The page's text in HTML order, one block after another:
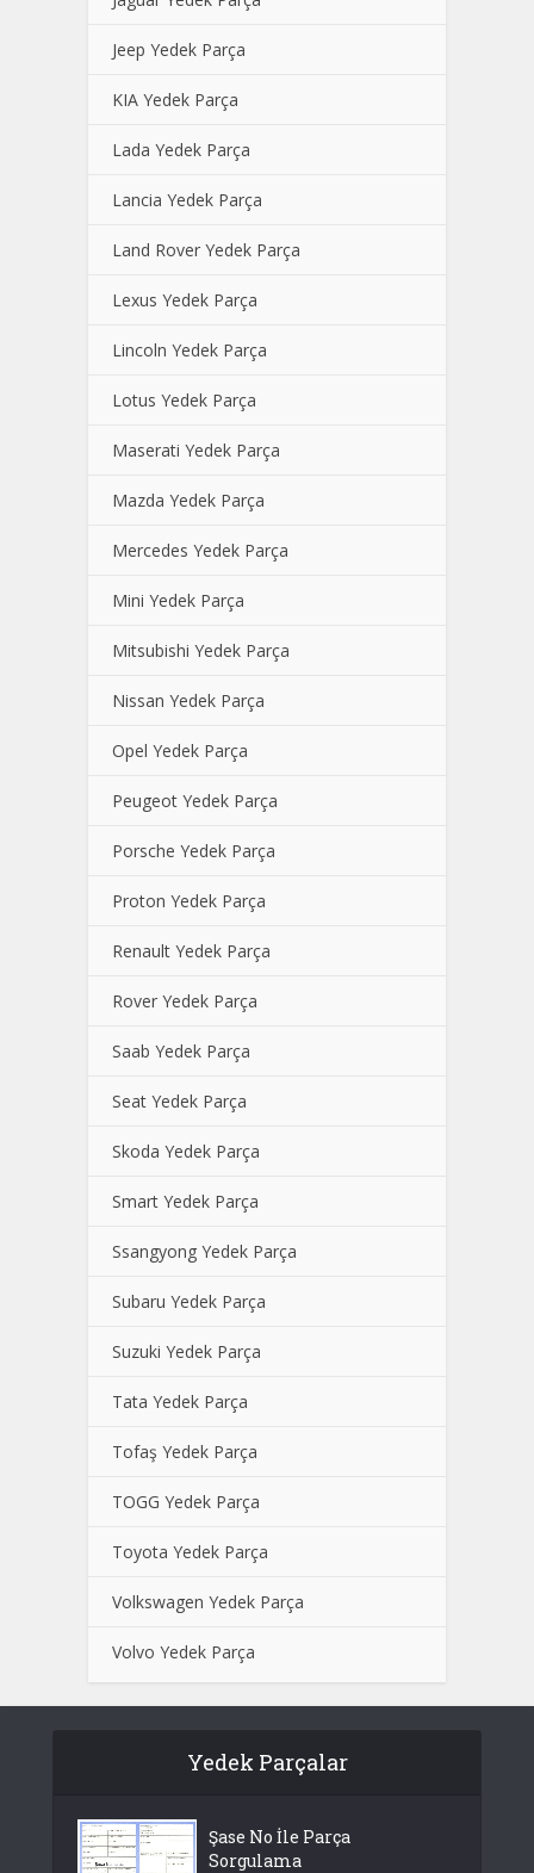
Jeep Yedek Parça
KIA Yedek Parça
Lada Yedek Parça
Lancia Yedek Parça
Land Rover Yedek Parça
Lexus Yedek Parça
Lincoln Yedek Parça
Lotus Yedek Parça
Maserati Yedek Parça
Mazda Yedek Parça
Mercedes Yedek Parça
Mini Yedek Parça
Mitsubishi Yedek Parça
Nissan Yedek Parça
Opel Yedek Parça
Peugeot Yedek Parça
Porsche Yedek Parça
Proton Yedek Parça
Renault Yedek Parça
Rover Yedek Parça
Saab Yedek Parça
Seat Yedek Parça
Skoda Yedek Parça
Smart Yedek Parça
Ssangyong Yedek Parça
Subaru Yedek Parça
Suzuki Yedek Parça
Tata Yedek Parça
Tofaş Yedek Parça
TOGG Yedek Parça
Toyota Yedek Parça
Volkswagen Yedek Parça
Volvo Yedek Parça
Yedek Parçalar
Şase No İle Parça
Sorgulama